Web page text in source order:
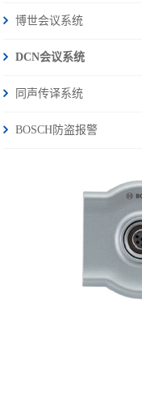
博世会议系统
DCN会议系统
同声传译系统
BOSCH防盗报警